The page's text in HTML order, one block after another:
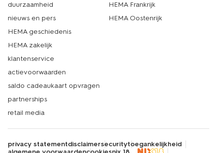
duurzaamheid
nieuws en pers
HEMA geschiedenis
HEMA zakelijk
klantenservice
actievoorwaarden
saldo cadeaukaart opvragen
partnerships
retail media
HEMA Frankrijk
HEMA Oostenrijk
privacy statementdisclaimersecuritytoegankelijkheid